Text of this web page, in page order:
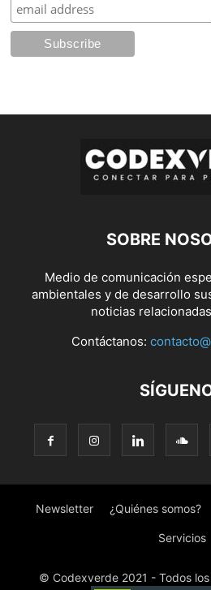
SOBRE
Medio de comunicación
ambientales y de desarrollo
noticias
Contáctanos:
Newsletter ¿Quiénes somos?
Servicios
© Codexverde 2021 - Todos